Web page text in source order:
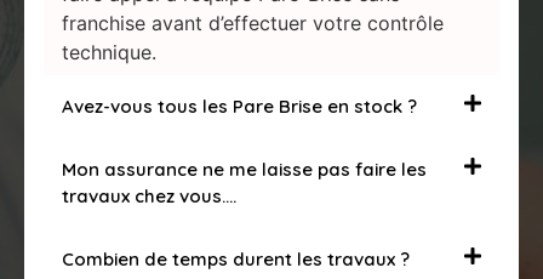
franchise avant d’effectuer votre contrôle
technique.
Avez-vous tous les Pare Brise en stock ?
Mon assurance ne me laisse pas faire les
travaux chez vous….
Combien de temps durent les travaux ?